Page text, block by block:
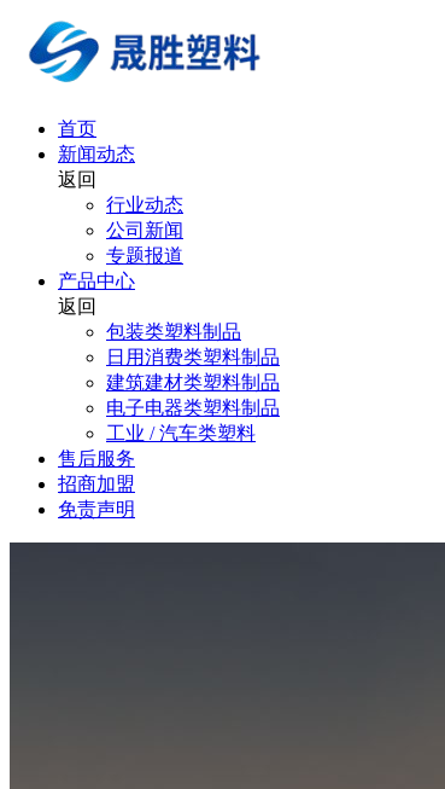
首页
新闻动态
返回
行业动态
公司新闻
专题报道
产品中心
返回
包装类塑料制品
日用消费类塑料制品
建筑建材类塑料制品
电子电器类塑料制品
工业 / 汽车类塑料
售后服务
招商加盟
免责声明